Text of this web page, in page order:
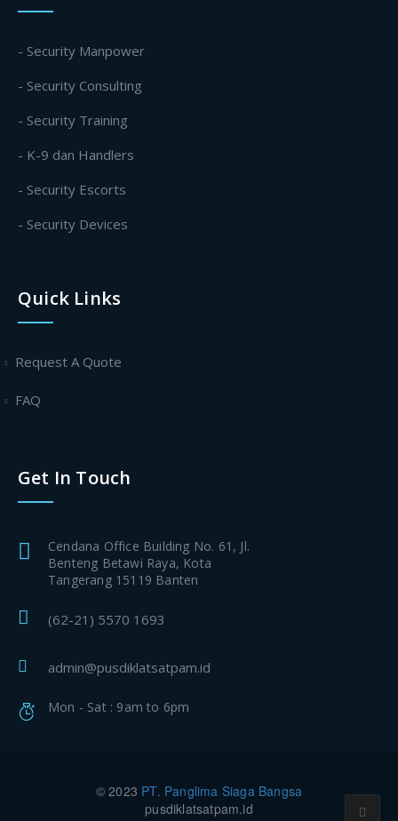
- Security Manpower
- Security Consulting
- Security Training
- K-9 dan Handlers
- Security Escorts
- Security Devices
Quick Links
Request A Quote
FAQ
Get In Touch
Cendana Office Building No. 61, Jl.
Benteng Betawi Raya, Kota
Tangerang 15119 Banten
(62-21) 5570 1693
admin@pusdiklatsatpam.id
Mon - Sat : 9am to 6pm
© 2023 PT. Panglima Siaga Bangsa
pusdiklatsatpam.id